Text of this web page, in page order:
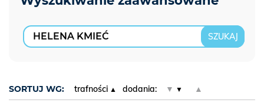
SORTUJ WG: trafności dodania: ▼ ▲